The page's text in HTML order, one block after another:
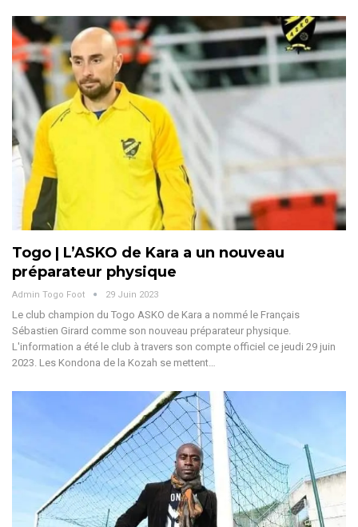
Togo | L’ASKO de Kara a un nouveau
préparateur physique
Admin Togo Foot 29 Juin 2023
Le club champion du Togo ASKO de Kara a nommé le Français
Sébastien Girard comme son nouveau préparateur physique.
L'information a été le club à travers son compte officiel ce jeudi 29 juin
2023. Les Kondona de la Kozah se mettent…